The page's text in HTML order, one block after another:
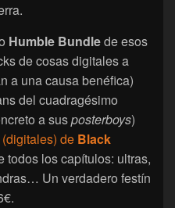
Humble Bundlede esos
de cosas digitales a
a una causa benéfica)
del cuadragésimo
a susposterboys)
de Black
todos los capítulos: ultras,
Un verdadero festín